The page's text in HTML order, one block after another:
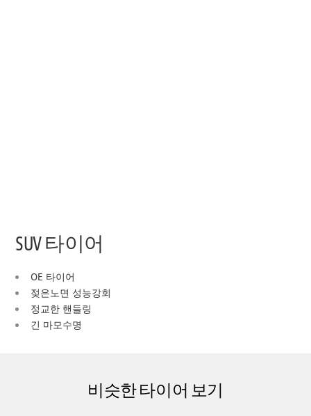
SUV 타이어
OE 타이어
젖은노면 성능강회
정교한 핸들링
긴 마모수명
비슷한 타이어 보기